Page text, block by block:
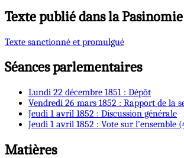
Texte publié dans la Pasinomie
Texte sanctionné et promulgué
Séances parlementaires
Lundi 22 décembre 1851 : Dépôt
Vendredi 26 mars 1852 : Rapport de la
Jeudi 1 avril 1852 : Discussion générale
Jeudi 1 avril 1852 : Vote sur l'ensemble
Matières